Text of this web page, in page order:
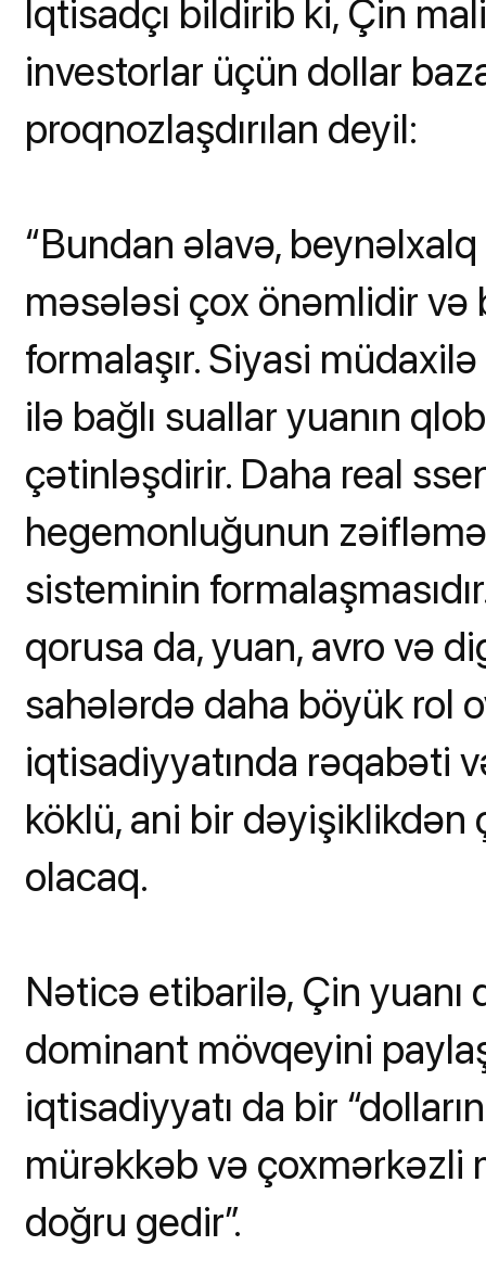
İqtisadçı bildirib ki, Çin
investorlar üçün dollar
proqnozlaşdırılan deyil:
“Bundan əlavə,
məsələsi çox önəmlidir
formalaşır. Siyasi
ilə bağlı suallar yuanın
çətinləşdirir. Daha real
hegemonluğunun
sisteminin
qorusa da, yuan, avro və
sahələrdə daha böyük rol
iqtisadiyyatında rəqabəti
köklü, ani bir
olacaq.
Nəticə etibarilə, Çin yuanı
dominant mövqeyini
iqtisadiyyatı da bir
mürəkkəb və çoxmərkəzli
doğru gedir”.